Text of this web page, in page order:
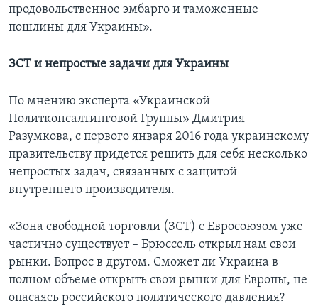
продовольственное эмбарго и таможенные
пошлины для Украины».
ЗСТ и непростые задачи для Украины
По мнению эксперта «Украинской
Политконсалтинговой Группы» Дмитрия
Разумкова, с первого января 2016 года украинскому
правительству придется решить для себя несколько
непростых задач, связанных с защитой
внутреннего производителя.
«Зона свободной торговли (ЗСТ) с Евросоюзом уже
частично существует – Брюссель открыл нам свои
рынки. Вопрос в другом. Сможет ли Украина в
полном объеме открыть свои рынки для Европы, не
опасаясь российского политического давления?